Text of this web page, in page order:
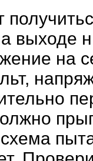
выходе
на